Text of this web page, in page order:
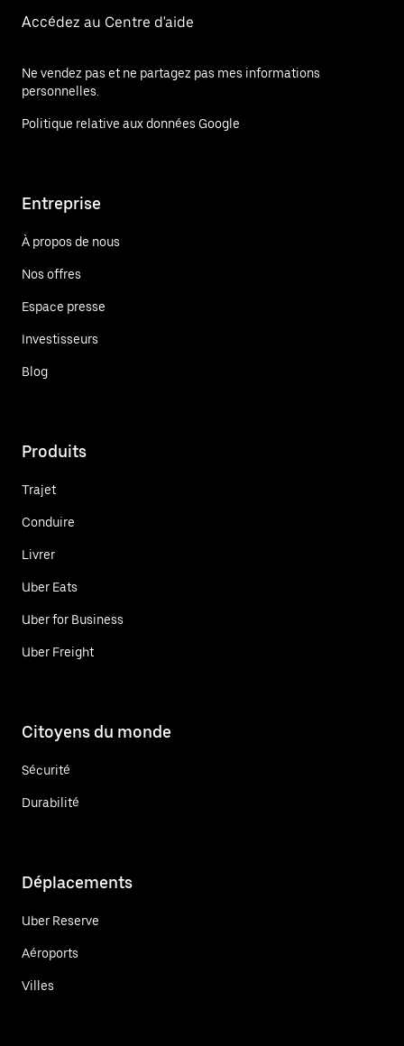
Accédez au Centre d'aide
Ne vendez pas et ne partagez pas mes informations
personnelles.
Politique relative aux données Google
Entreprise
À propos de nous
Nos offres
Espace presse
Investisseurs
Blog
Produits
Trajet
Conduire
Livrer
Uber Eats
Uber for Business
Uber Freight
Citoyens du monde
Sécurité
Durabilité
Déplacements
Uber Reserve
Aéroports
Villes